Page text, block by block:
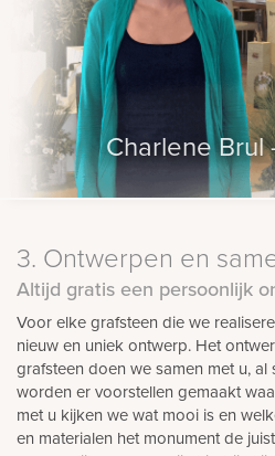
Charlene Brul
3. Ontwerpen en
Altijd gratis een persoonlijk
Voor elke grafsteen die we
nieuw en uniek ontwerp. Het
grafsteen doen we samen met u,
worden er voorstellen gemaakt
met u kijken we wat mooi is en
en materialen het monument de